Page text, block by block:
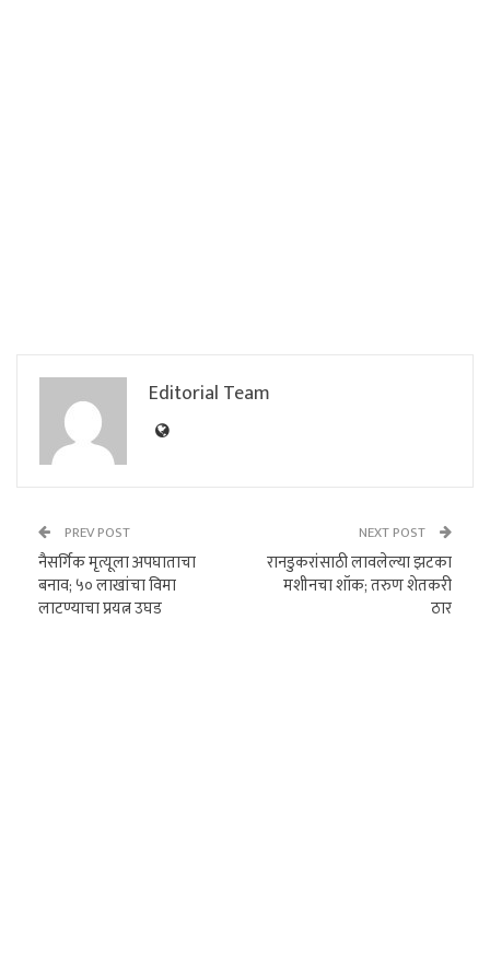
Editorial Team
PREV POST
नैसर्गिक मृत्यूला अपघाताचा
बनाव; ५० लाखांचा विमा
लाटण्याचा प्रयत्न उघड
NEXT POST
रानडुकरांसाठी लावलेल्या झटका
मशीनचा शॉक; तरुण शेतकरी
ठार